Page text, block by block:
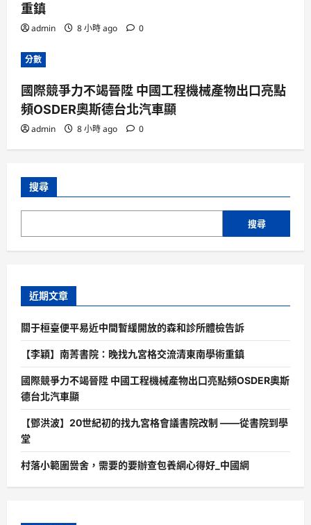
重鎮
admin 8 小時 ago 0
分數
國際競爭力不竭晉陞 中國工程機械產物出口亮點
頻OSDER奧斯德台北汽車顯
admin 8 小時 ago 0
搜尋
搜尋
近期文章
關于桓臺便平易近中間暫緩開放的森和診所體檢告訴
【李穎】南菁書院：晚找九宮格交流清東南學術重鎮
國際競爭力不竭晉陞 中國工程機械產物出口亮點頻OSDER奧斯
德台北汽車顯
【鄧洪波】20世紀初的找九宮格會議書院改制 ——從書院到學
堂
村落小範圍黌舍，需要的要辦查包養網心得好_中國網